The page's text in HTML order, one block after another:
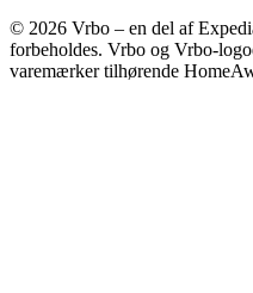
© 2026 Vrbo – en del af
forbeholdes. Vrbo og Vrbo-
varemærker tilhørende